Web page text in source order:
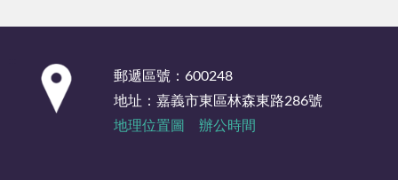
郵遞區號：600248
地址：嘉義市東區林森東路286號
地理位置圖
辦公時間